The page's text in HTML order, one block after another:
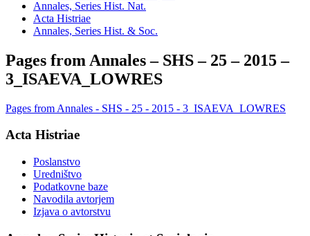
Annales, Series Hist. Nat.
Acta Histriae
Annales, Series Hist. & Soc.
Pages from Annales – SHS – 25 – 2015 –
3_ISAEVA_LOWRES
Pages from Annales - SHS - 25 - 2015 - 3_ISAEVA_LOWRES
Acta Histriae
Poslanstvo
Uredništvo
Podatkovne baze
Navodila avtorjem
Izjava o avtorstvu